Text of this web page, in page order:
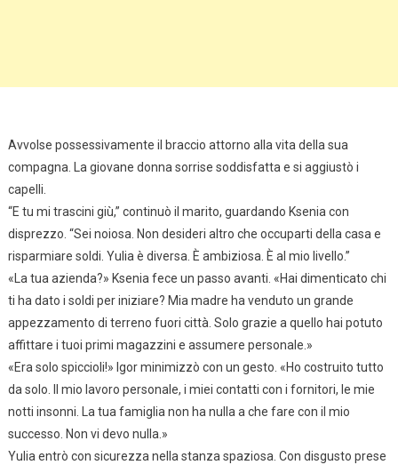
Avvolse possessivamente il braccio attorno alla vita della sua
compagna. La giovane donna sorrise soddisfatta e si aggiustò i
capelli.
“E tu mi trascini giù,” continuò il marito, guardando Ksenia con
disprezzo. “Sei noiosa. Non desideri altro che occuparti della casa e
risparmiare soldi. Yulia è diversa. È ambiziosa. È al mio livello.”
«La tua azienda?» Ksenia fece un passo avanti. «Hai dimenticato chi
ti ha dato i soldi per iniziare? Mia madre ha venduto un grande
appezzamento di terreno fuori città. Solo grazie a quello hai potuto
affittare i tuoi primi magazzini e assumere personale.»
«Era solo spiccioli!» Igor minimizzò con un gesto. «Ho costruito tutto
da solo. Il mio lavoro personale, i miei contatti con i fornitori, le mie
notti insonni. La tua famiglia non ha nulla a che fare con il mio
successo. Non vi devo nulla.»
Yulia entrò con sicurezza nella stanza spaziosa. Con disgusto prese